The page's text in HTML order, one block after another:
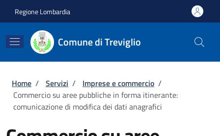
Regione Lombardia
Comune di Treviglio
Briciole di pane
Home / Servizi / Imprese e commercio /
Commercio su aree pubbliche in forma itinerante:
comunicazione di modifica dei dati anagrafici